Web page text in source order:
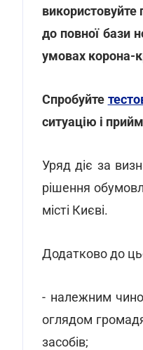
використовуйте
до повної бази
умовах корона-
Спробуйте
ситуацію і
Уряд діє за
рішення
місті Києві.
Додатково до
- належним
оглядом
засобів;